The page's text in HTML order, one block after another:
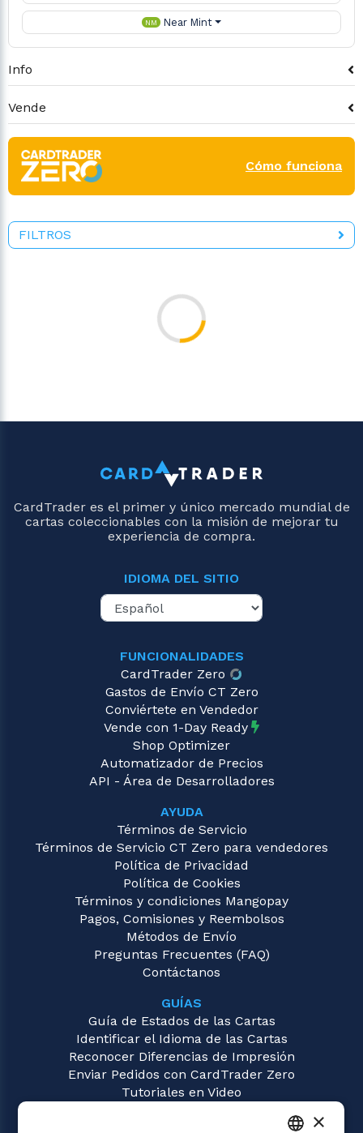
NM Near Mint
Info
Vende
Cómo funciona
FILTROS
CardTrader es el primer y único mercado mundial de
cartas coleccionables con la misión de mejorar tu
experiencia de compra.
IDIOMA DEL SITIO
FUNCIONALIDADES
CardTrader Zero
Gastos de Envío CT Zero
Conviértete en Vendedor
Vende con 1-Day Ready
Shop Optimizer
Automatizador de Precios
API - Área de Desarrolladores
AYUDA
Términos de Servicio
Términos de Servicio CT Zero para vendedores
Política de Privacidad
Política de Cookies
Términos y condiciones Mangopay
Pagos, Comisiones y Reembolsos
Métodos de Envío
Preguntas Frecuentes (FAQ)
Contáctanos
GUÍAS
Guía de Estados de las Cartas
Identificar el Idioma de las Cartas
Reconocer Diferencias de Impresión
Enviar Pedidos con CardTrader Zero
Tutoriales en Video
×